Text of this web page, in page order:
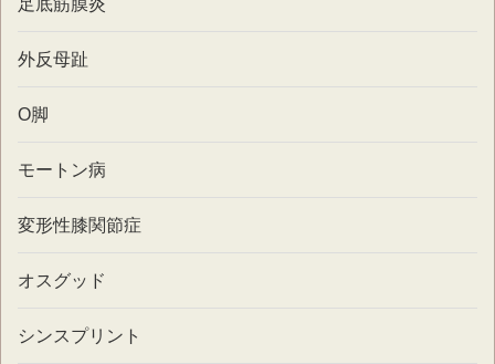
外反母趾
O脚
モートン病
変形性膝関節症
オスグッド
シンスプリント